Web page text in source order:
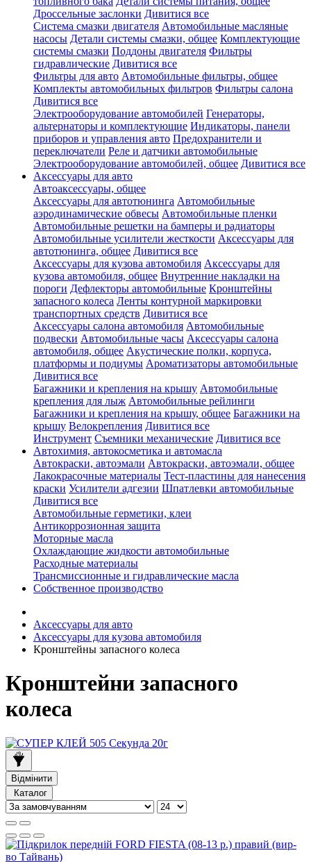
Дроссельные заслонки Дивитися все
Система смазки двигателя Автомобильные масляные
насосы Детали системы смазки, общее Комплектующие
системы смазки Поддоны двигателя Фильтры
гидравлические Дивитися все
Фильтры для авто Автомобильные фильтры, общее
Комплекты автомобильных фильтров Фильтры салона
Дивитися все
Электрооборудование автомобилей Генераторы,
альтернаторы и комплектующие Индикаторы, панели
приборов и управления авто Предохранители и
переключатели Реле и датчики автомобильные
Электрооборудование автомобилей, общее Дивитися все
Аксессуары для авто
Автоаксессуары, общее
Аксессуары для автотюнинга Автомобильные
аэродинамические обвесы Автомобильные пленки
Автомобильные решетки на бамперы и радиаторы
Автомобильные усилители жесткости Аксессуары для
автотюнинга, общее Дивитися все
Аксессуары для кузова автомобиля Аксессуары для
кузова автомобиля, общее Внутренние накладки на
пороги Дефлекторы автомобильные Кронштейны
запасного колеса Ленты контурной маркировки
транспортных средств Дивитися все
Аксессуары салона автомобиля Автомобильные
подвески Автомобильные часы Аксессуары салона
автомобиля, общее Акустические полки, корпуса,
платформы и подиумы Ароматизаторы автомобильные
Дивитися все
Багажники и крепления на крышу Автомобильные
крепления для лыж Автомобильные рейлинги
Багажники и крепления на крышу, общее Багажники на
крышу Велокрепления Дивитися все
Инструмент Съемники механические Дивитися все
Автохимия, автокосметика и автомасла
Автокраски, автоэмали Автокраски, автоэмали, общее
Лакокрасочные материалы Тест-пластины для нанесения
краски Усилители адгезии Шпатлевки автомобильные
Дивитися все
Автомобильные герметики, клеи
Антикоррозионная защита
Моторные масла
Охлаждающие жидкости автомобильные
Расходные материалы
Трансмиссионные и гидравлические масла
Собственное производство
Аксессуары для авто
Аксессуары для кузова автомобиля
Кронштейны запасного колеса
Кронштейни запасного
колеса
Відмінити
Каталог